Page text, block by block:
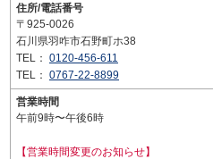
住所/電話番号
〒925-0026
石川県羽咋市石野町ホ38
TEL： 0120-456-611
TEL： 0767-22-8899
営業時間
午前9時〜午後6時
【営業時間変更のお知らせ】